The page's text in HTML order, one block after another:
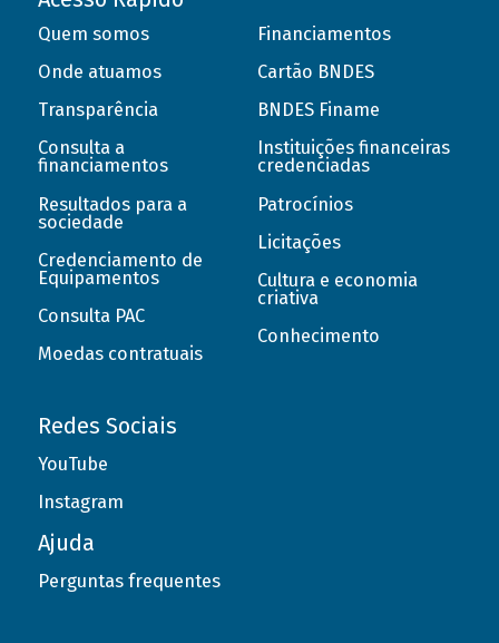
Quem somos
Onde atuamos
Transparência
Consulta a
financiamentos
Resultados para a
sociedade
Credenciamento de
Equipamentos
Consulta PAC
Moedas contratuais
Financiamentos
Cartão BNDES
BNDES Finame
Instituições financeiras
credenciadas
Patrocínios
Licitações
Cultura e economia
criativa
Conhecimento
Redes Sociais
YouTube
Instagram
Ajuda
Perguntas frequentes